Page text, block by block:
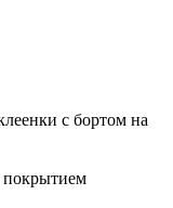
с бортом на